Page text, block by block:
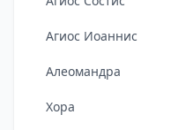
Агиос Иоаннис
Алеомандра
Хора